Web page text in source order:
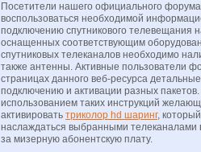
Посетители нашего официального форума
воспользоваться необходимой
подключению спутникового телевещания
оснащенных соответствующим
спутниковых телеканалов необходимо
также антенны. Активные пользователи
страницах данного веб-ресурса
подключению и активации разных
использованием таких инструкций
активировать триколор hd шаринг,
наслаждаться выбранными телеканалами
за мизерную абонентскую плату.